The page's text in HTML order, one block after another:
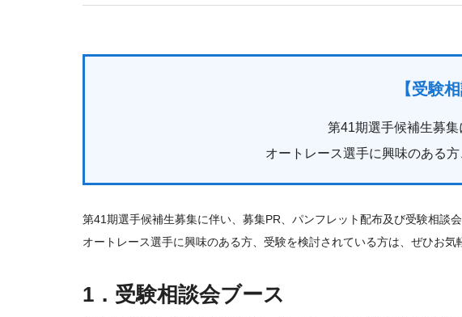
【受験
第41期選手候補生募集
オートレース選手に興味のある
第41期選手候補生募集に伴い、募集PR、パンフレット配布及び受験相談
オートレース選手に興味のある方、受験を検討されている方は、ぜひお気
1．受験相談会ブース